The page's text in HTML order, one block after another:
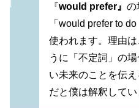
『would prefer』 の
「would prefer to
使われます。理由
うに「不定詞」の
い未来のことを伝
だと僕は解釈してい